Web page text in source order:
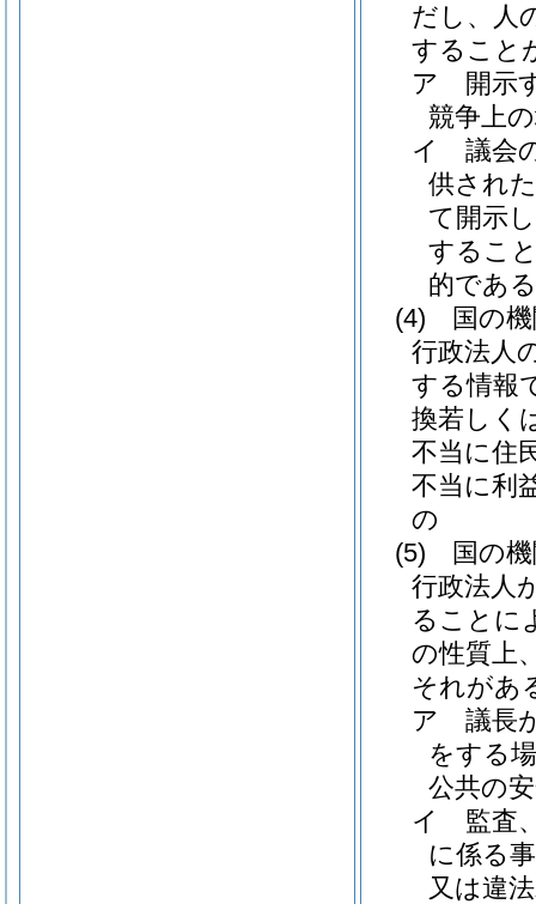
だし、人
すること
ア
開示
競争上
イ
議会
供され
て開示
するこ
的であ
(4)
国の
行政法人
する情報
換若しく
不当に住
不当に利
の
(5)
国の
行政法人
ることに
の性質上
それがあ
ア
議長
をする
公共の
イ
監査
に係る
又は違